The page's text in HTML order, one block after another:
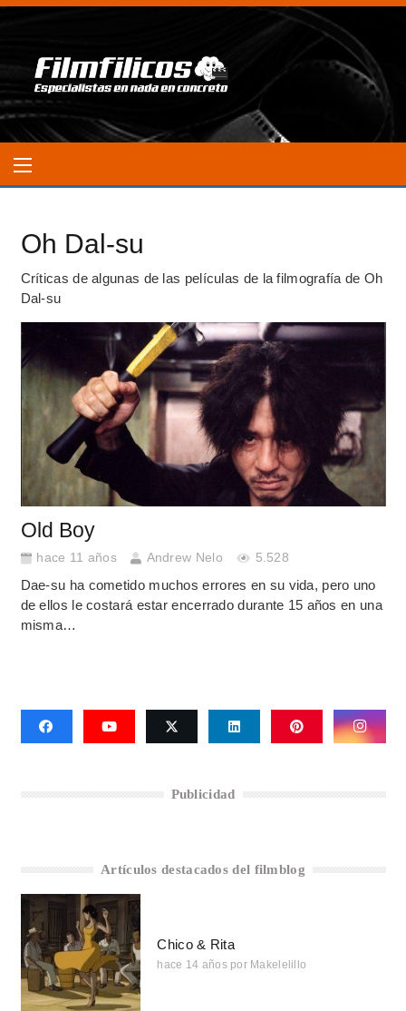
Oh Dal-su
Críticas de algunas de las películas de la filmografía de Oh
Dal-su
Old Boy
hace 11 años Andrew Nelo 5.528
Dae-su ha cometido muchos errores en su vida, pero uno
de ellos le costará estar encerrado durante 15 años en una
misma…
Publicidad
Artículos destacados del filmblog
Chico & Rita
hace 14 años por Makelelillo